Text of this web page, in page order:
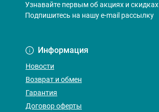
Узнавайте первым об акциях и скидках
Подпишитесь на нашу e-mail рассылку
Информация
Новости
Возврат и обмен
Гарантия
Договор оферты